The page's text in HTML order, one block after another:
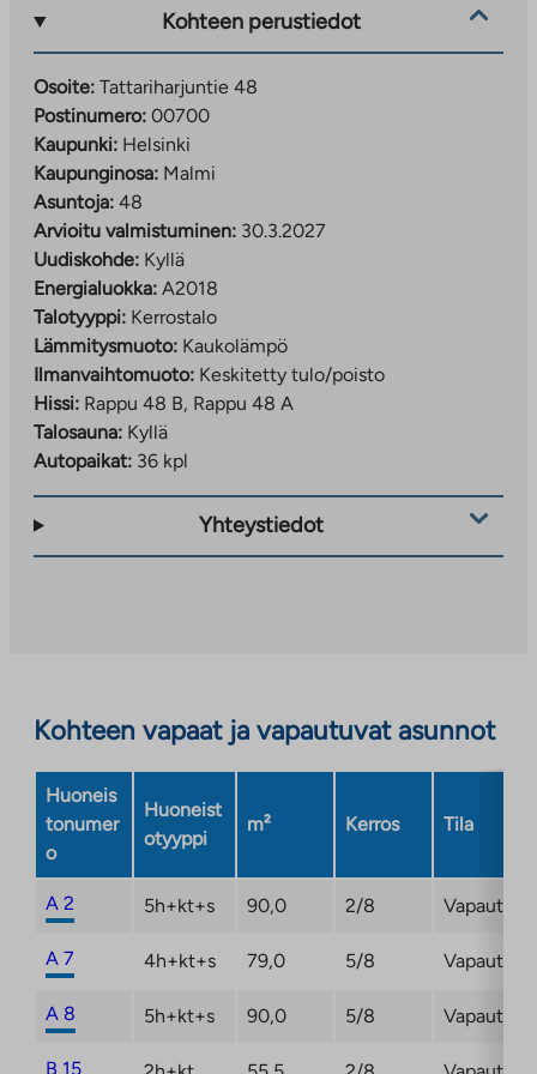
Nettisivuillamme on asuntoilmoitukset per
huoneistotyyppi.
Asuntoa haetaan täyttämällä hakemus
osoitteessa
ta.fi/asuntohakemukset/asumisoikeushakemus
Hakemusta täyttäessä valitse Uudiskohde ja
toivekohteeksi Tattariharjuntie 48 / TA-
Asumisoikeus Oy
Onko nykyinen omistusasuntosi vielä myymättä?
Housing LKV hoitaa asuntosi myynnin puolestasi –
välityspalkkio 0 €, kun teet asumisoikeussopimuksen
TA-Asumisoikeus Oy asumisoikeusasuntoon
viimeistään 31.12.2026. Tutustu kampanjaehtoihin:
https://ta.fi/housing/tarjous/
Kohteen perustiedot
Osoite: Tattariharjuntie 48
Postinumero: 00700
Kaupunki: Helsinki
Kaupunginosa: Malmi
Asuntoja: 48
Arvioitu valmistuminen: 30.3.2027
Uudiskohde: Kyllä
Energialuokka: A2018
Talotyyppi: Kerrostalo
Lämmitysmuoto: Kaukolämpö
Ilmanvaihtomuoto: Keskitetty tulo/poisto
Hissi: Rappu 48 B, Rappu 48 A
Talosauna: Kyllä
Autopaikat: 36 kpl
Yhteystiedot
Kohteen vapaat ja vapautuvat asunnot
Huoneis
tonumer
o
Huoneist
otyyppi
m² Kerros Tila
A 2 5h+kt+s 90,0 2/8
A 7 4h+kt+s 79,0 5/8
A 8 5h+kt+s 90,0 5/8
B 15